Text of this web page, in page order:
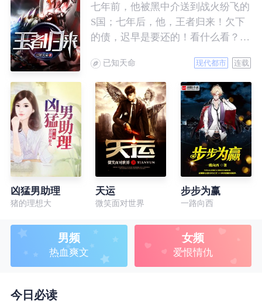
七年前，他被黑中介送到战火纷飞的
S国；七年后，他，王者归来！欠下
的债，迟早是要还的！看什么看？说
已知天命 现代都市 连载
凶猛男助理
猪的理想大
天运
微笑面对世界
步步为赢
一路向西
男频
热血爽文
女频
爱恨情仇
今日必读